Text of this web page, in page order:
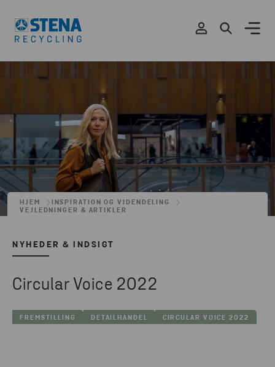
HJEM
INSPIRATION OG VIDENDELING
VEJLEDNINGER & ARTIKLER
NYHEDER & INDSIGT
Circular Voice 2022
FREMSTILLING DETAILHANDEL CIRCULAR VOICE 2022